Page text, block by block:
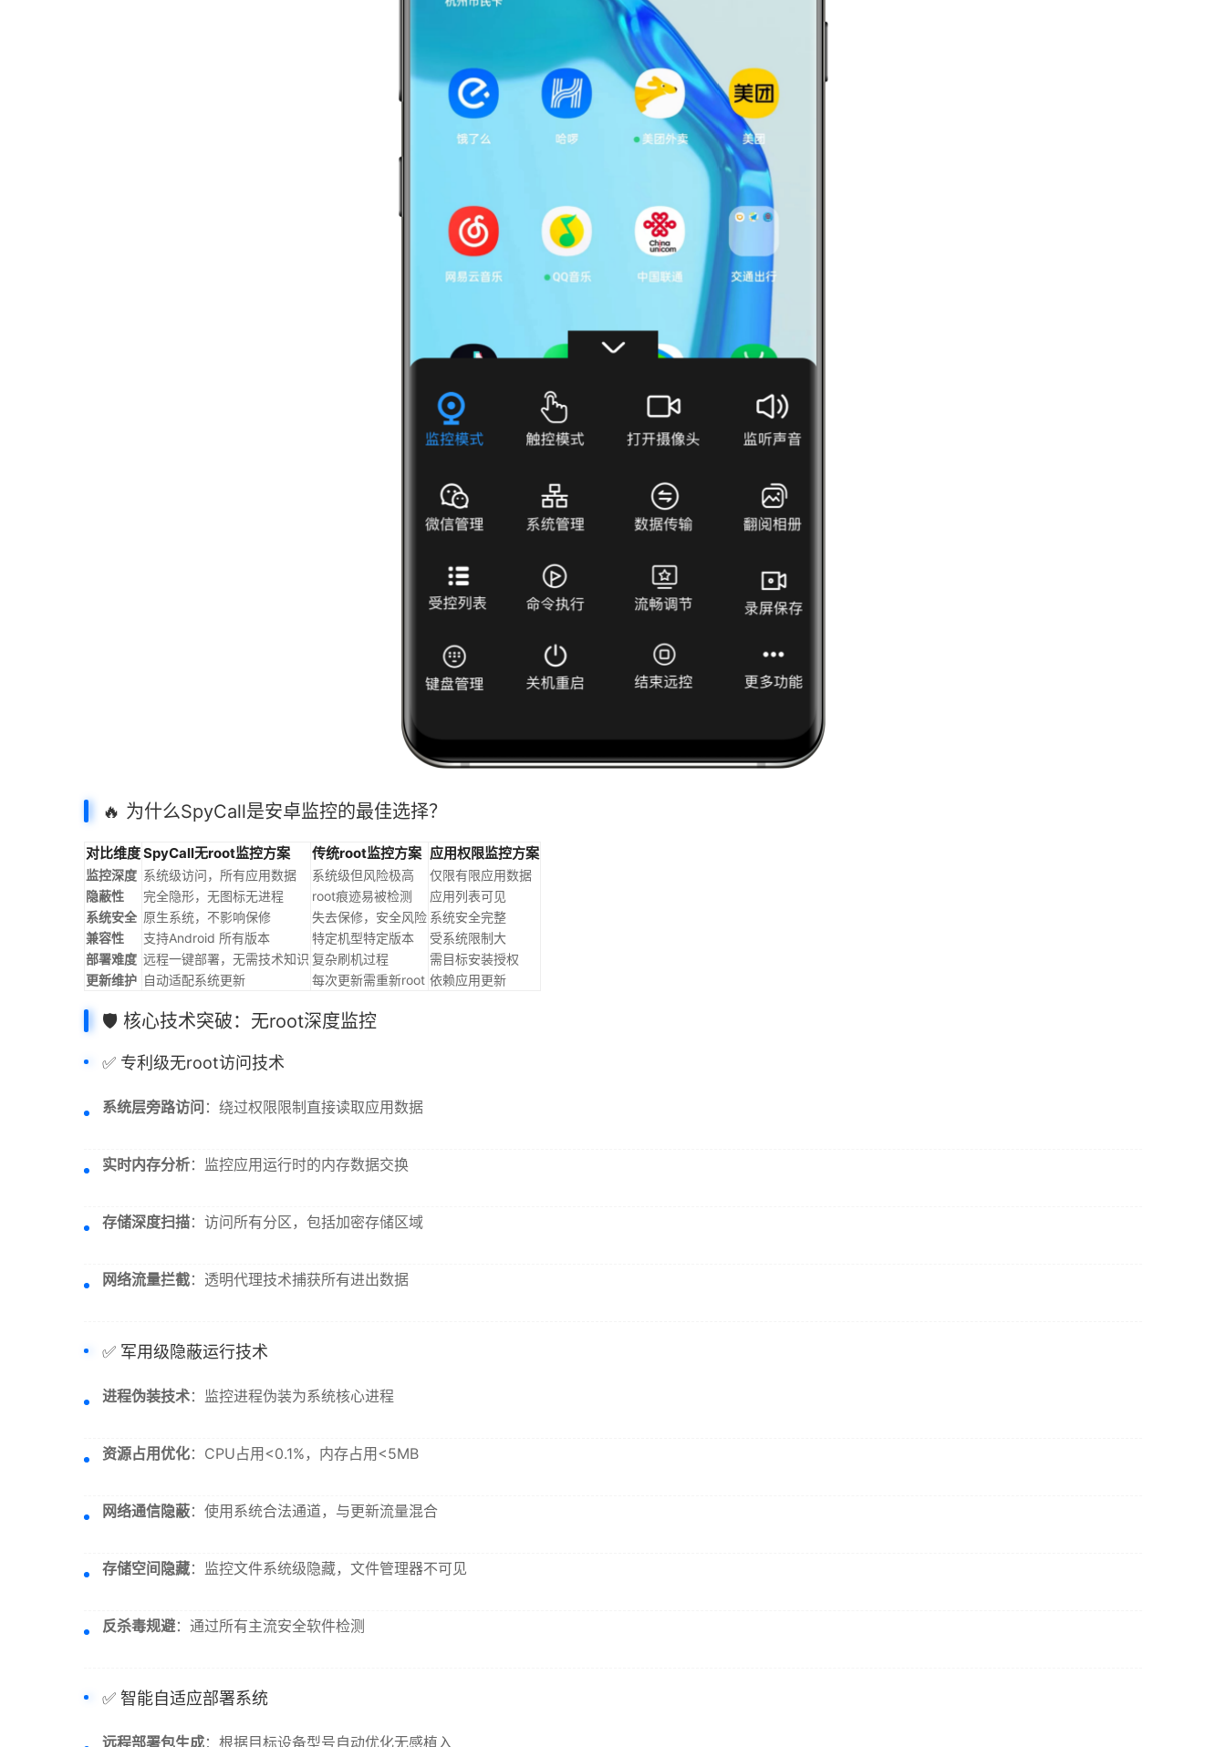
🔥 为什么SpyCall是安卓监控的最佳选择？
对比维度SpyCall无root监控方案 传统root监控方案 应用权限监控方案
监控深度 系统级访问，所有应用数据 系统级但风险极高
仅限有限应用数据
隐蔽性
完全隐形，无图标无进程 root痕迹易被检测
应用列表可见
系统安全 原生系统，不影响保修 失去保修，安全风险 系统安全完整
兼容性
支持Android 所有版本 特定机型特定版本
受系统限制大
部署难度 远程一键部署，无需技术知识 复杂刷机过程
需目标安装授权
更新维护 自动适配系统更新 每次更新需重新root 依赖应用更新
🛡️ 核心技术突破：无root深度监控
✅ 专利级无root访问技术
系统层旁路访问 ：绕过权限限制直接读取应用数据
实时内存分析：监控应用运行时的内存数据交换
存储深度扫描：访问所有分区，包括加密存储区域
网络流量拦截：透明代理技术捕获所有进出数据
✅ 军用级隐蔽运行技术
进程伪装技术：监控进程伪装为系统核心进程
资源占用优化：CPU占用<0.1%，内存占用<5MB
网络通信隐蔽：使用系统合法通道，与更新流量混合
存储空间隐藏：监控文件系统级隐藏，文件管理器不可见
反杀毒规避：通过所有主流安全软件检测
✅ 智能自适应部署系统
远程部署包生成：根据目标设备型号自动优化无感植入